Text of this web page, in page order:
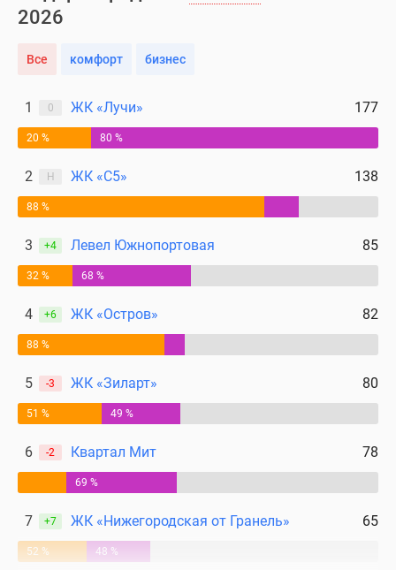
Дома
коттеджи
поселки
Новой
Готовые
коттеджные
Строящиеся
коттеджные
поселки
Коттеджные
поселки
лесу
Коттеджные
поселки
водоема
Коттеджные
ипотеку
Бизнес-
2026
Все комфорт бизнес
1 0 ЖК «Лучи» 177
20 % 80 %
2 Н ЖК «С5» 138
88 %
3 +4 Левел Южнопортовая 85
32 % 68 %
4 +6 ЖК «Остров» 82
88 %
5 -3 ЖК «Зиларт» 80
51 % 49 %
6 -2 Квартал Мит 78
69 %
7 +7 ЖК «Нижегородская от Гранель» 65
52 % 48 %